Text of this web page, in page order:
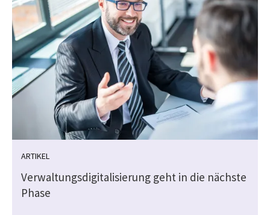
ARTIKEL
Verwaltungsdigitalisierung geht in die nächste
Phase